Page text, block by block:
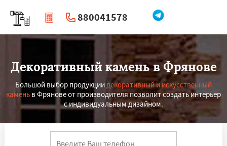
880041578
| Перезвоните мне
Декоративный камень в Фрянове
Большой выбор продукциидекоративный и искусственный
камень в Фрянове от производителя позволит создать интерьер
с индивидуальным дизайном.